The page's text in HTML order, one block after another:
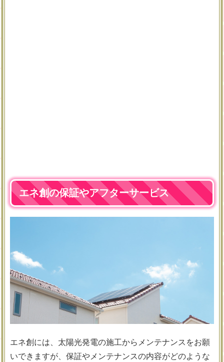
エネ創の保証やアフターサービス
エネ創には、太陽光発電の施工からメンテナンスをお願
いできますが、保証やメンテナンスの内容がどのような